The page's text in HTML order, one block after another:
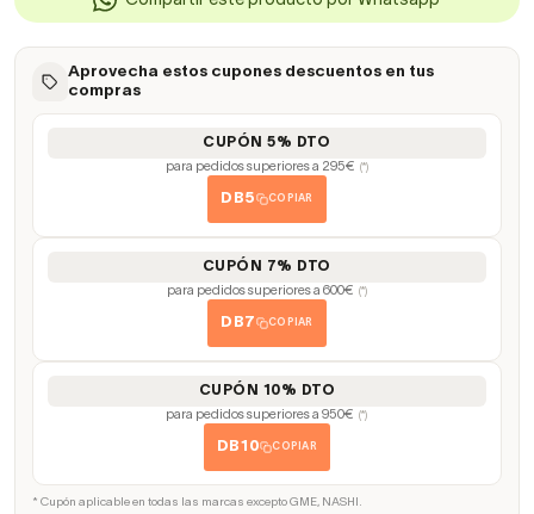
Aprovecha estos cupones descuentos en tus
compras
CUPÓN 5% DTO
para pedidos superiores a 295€ (*)
DB5 COPIAR
CUPÓN 7% DTO
para pedidos superiores a 600€ (*)
DB7 COPIAR
CUPÓN 10% DTO
para pedidos superiores a 950€ (*)
DB10 COPIAR
* Cupón aplicable en todas las marcas excepto GME, NASHI.